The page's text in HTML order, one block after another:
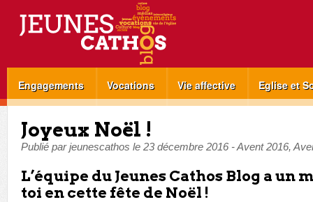
Engagements Vocations Vie affective Eglise et
Joyeux Noël !
Publié parjeunescathos le 23 décembre 2016 -Avent 2016,
L’équipe du Jeunes Cathos Blog a un
toi en cette fête de Noël !